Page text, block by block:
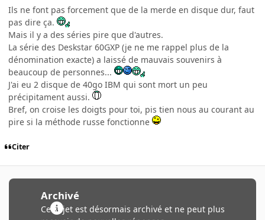
Ils ne font pas forcement que de la merde en disque dur, faut
pas dire ça.
Mais il y a des séries pire que d'autres.
La série des Deskstar 60GXP (je ne me rappel plus de la
dénomination exacte) a laissé de mauvais souvenirs à
beaucoup de personnes...
J'ai eu 2 disque de 40go IBM qui sont mort un peu
précipitament aussi.
Bref, on croise les doigts pour toi, pis tien nous au courant au
pire si la méthode russe fonctionne
Citer
Archivé
Ce sujet est désormais archivé et ne peut plus